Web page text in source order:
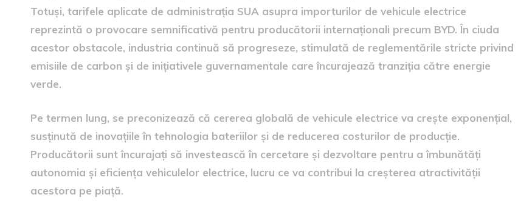
Totuși, tarifele aplicate de administrația SUA asupra importurilor de vehicule electrice
reprezintă o provocare semnificativă pentru producătorii internaționali precum BYD. În ciuda
acestor obstacole, industria continuă să progreseze, stimulată de reglementările stricte privind
emisiile de carbon și de inițiativele guvernamentale care încurajează tranziția către energie
verde.
Pe termen lung, se preconizează că cererea globală de vehicule electrice va crește exponențial,
susținută de inovațiile în tehnologia bateriilor și de reducerea costurilor de producție.
Producătorii sunt încurajați să investească în cercetare și dezvoltare pentru a îmbunătăți
autonomia și eficiența vehiculelor electrice, lucru ce va contribui la creșterea atractivității
acestora pe piață.